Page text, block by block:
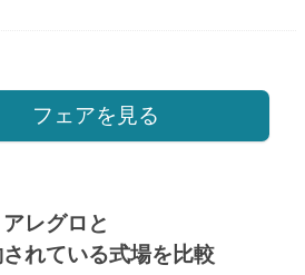
フェアを見る
アレグロと
れている式場を比較